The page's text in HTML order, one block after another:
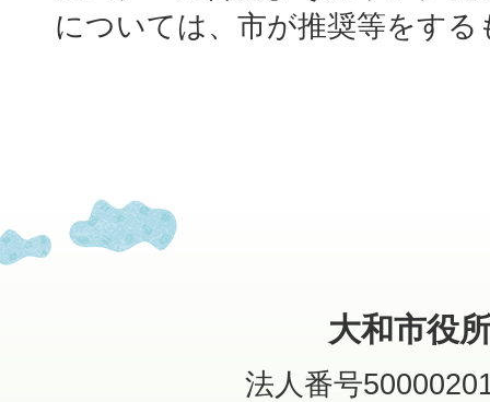
については、市が推奨等をす
大和市役
法人番号